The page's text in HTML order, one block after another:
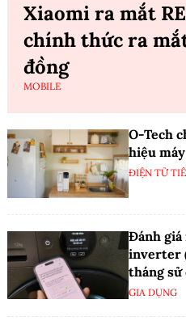
Xiaomi ra mắt
chính thức ra
đồng
MOBILE
O-Tech
hiệu
ĐIỆN TỬ
Đánh giá
inverter
tháng sử
GIA DỤNG